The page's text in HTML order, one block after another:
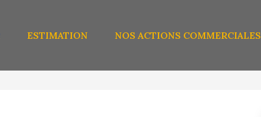
ESTIMATION NOS ACTIONS COMMERCIALES